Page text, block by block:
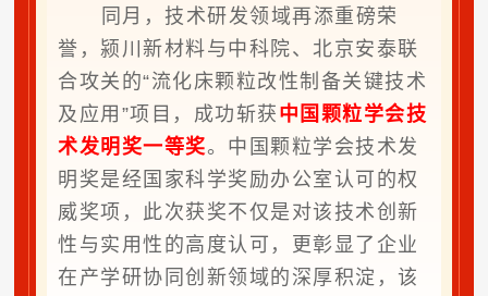
同月，技术研发领域再添重磅荣
誉，颍川新材料与中科院、北京安泰联
合攻关的“流化床颗粒改性制备关键技术
及应用”项目，成功斩获 中国颗粒学会技
术发明奖一等奖。中国颗粒学会技术发
明奖是经国家科学奖励办公室认可的权
威奖项，此次获奖不仅是对该技术创新
性与实用性的高度认可，更彰显了企业
在产学研协同创新领域的深厚积淀，该